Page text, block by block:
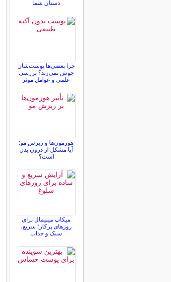
دستان شما
چرا بعضی‌ها پوست‌شان
جوش نمی‌زند؟ بررسی
علمی و عوامل موثر
هورمون‌ها و ریزش مو:
آیا مشکل از درون بدن
است؟
میکاپ مینیمال برای
روزهای پرکار؛ سریع،
سبک و جذاب